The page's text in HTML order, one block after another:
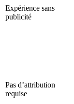
Expérience sans
publicité
Pas d’attribution
requise